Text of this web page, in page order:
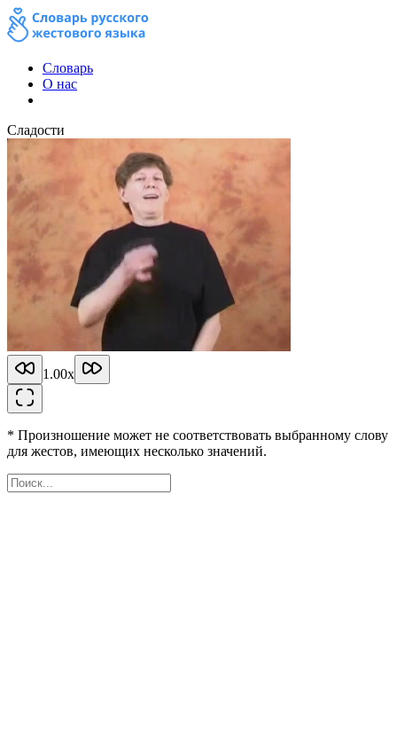
Словарь
О нас
Сладости
1.00x
* Произношение может не соответствовать выбранному слову
для жестов, имеющих несколько значений.